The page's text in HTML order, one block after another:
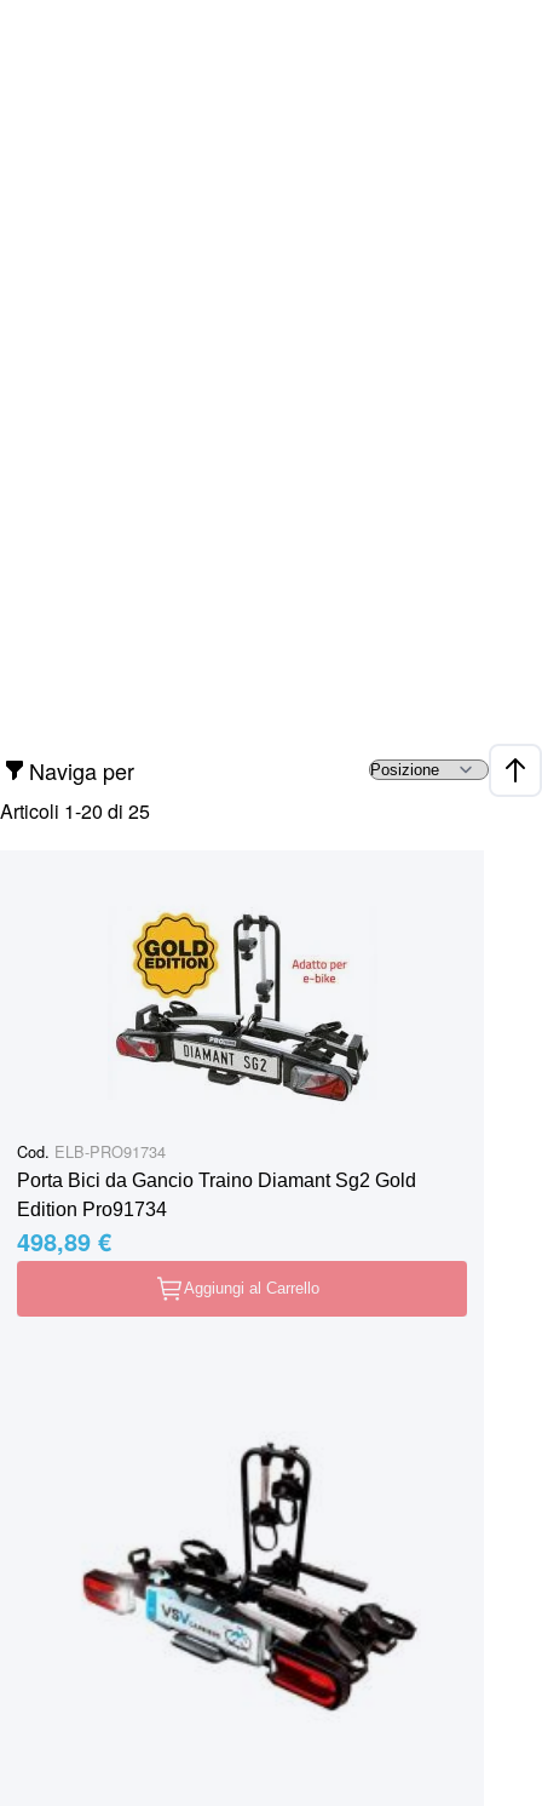
Naviga per
Articoli 1-20 di 25
Cod. ELB-PRO91734
Porta Bici da Gancio Traino Diamant Sg2 Gold
Edition Pro91734
498,89 €
Aggiungi al Carrello